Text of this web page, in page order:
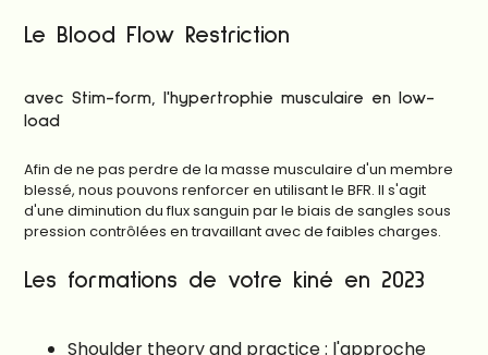
Le Blood Flow Restriction
avec Stim-form, l'hypertrophie musculaire en low-
load
Afin de ne pas perdre de la masse musculaire d'un membre
blessé, nous pouvons renforcer en utilisant le BFR. Il s'agit
d'une diminution du flux sanguin par le biais de sangles sous
pression contrôlées en travaillant avec de faibles charges.
Les formations de votre kiné en 2023
Shoulder theory and practice : l'approche